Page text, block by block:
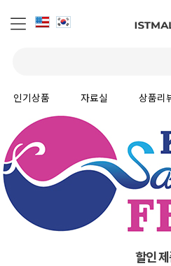
인기상품 자료실 상품리
할인